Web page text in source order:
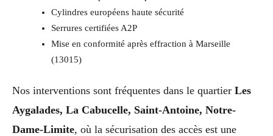
Cylindres européens haute sécurité
Serrures certifiées A2P
Mise en conformité après effraction à Marseille
(13015)
Nos interventions sont fréquentes dans le quartier Les
Aygalades, La Cabucelle, Saint-Antoine, Notre-
Dame-Limite, où la sécurisation des accès est une